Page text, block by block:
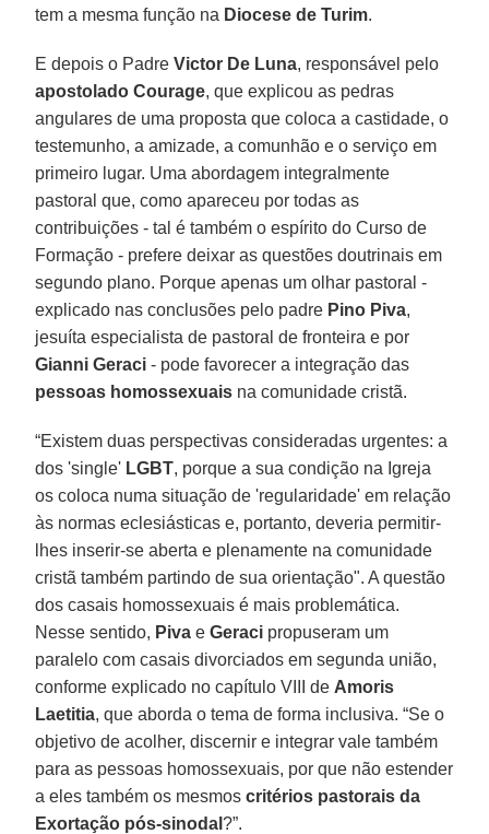
tem a mesma função na Diocese de Turim.
E depois o PadreVictor De Luna, responsável pelo
apostolado Courage, que explicou as pedras
angulares de uma proposta que coloca a castidade, o
testemunho, a amizade, a comunhão e o serviço em
primeiro lugar. Uma abordagem integralmente
pastoral que, como apareceu por todas as
contribuições - tal é também o espírito do Curso de
Formação - prefere deixar as questões doutrinais em
segundo plano. Porque apenas um olhar pastoral -
explicado nas conclusões pelo padre Pino Piva,
jesuíta especialista de pastoral de fronteira e por
Gianni Geraci - pode favorecer a integração das
pessoas homossexuais na comunidade cristã.
“Existem duas perspectivas consideradas urgentes: a
dos 'single' LGBT, porque a sua condição na Igreja
os coloca numa situação de 'regularidade' em relação
às normas eclesiásticas e, portanto, deveria permitir-
lhes inserir-se aberta e plenamente na comunidade
cristã também partindo de sua orientação". A questão
dos casais homossexuais é mais problemática.
Nesse sentido, Piva eGeraci propuseram um
paralelo com casais divorciados em segunda união,
conforme explicado no capítulo VIII de Amoris
Laetitia, que aborda o tema de forma inclusiva. “Se o
objetivo de acolher, discernir e integrar vale também
para as pessoas homossexuais, por que não estender
a eles também os mesmoscritérios pastorais da
Exortação pós-sinodal?”.